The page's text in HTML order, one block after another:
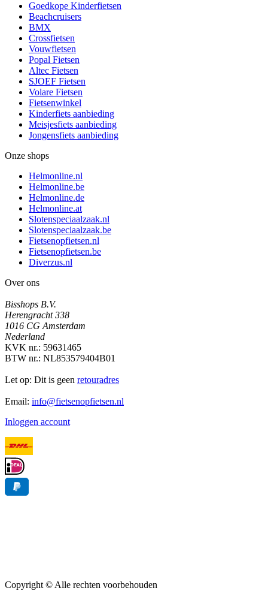
Goedkope Kinderfietsen
Beachcruisers
BMX
Crossfietsen
Vouwfietsen
Popal Fietsen
Altec Fietsen
SJOEF Fietsen
Volare Fietsen
Fietsenwinkel
Kinderfiets aanbieding
Meisjesfiets aanbieding
Jongensfiets aanbieding
Onze shops
Helmonline.nl
Helmonline.be
Helmonline.de
Helmonline.at
Slotenspeciaalzaak.nl
Slotenspeciaalzaak.be
Fietsenopfietsen.nl
Fietsenopfietsen.be
Diverzus.nl
Over ons
Bisshops B.V.
Herengracht 338
1016 CG Amsterdam
Nederland
KVK nr.: 59631465
BTW nr.: NL853579404B01
Let op: Dit is geen retouradres
Email: info@fietsenopfietsen.nl
Inloggen account
Copyright © Alle rechten voorbehouden